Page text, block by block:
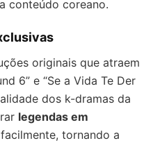
conteúdo coreano.
originais que atraem
6” e “Se a Vida Te Der
dos k-dramas da
legendas em
facilmente, tornando a